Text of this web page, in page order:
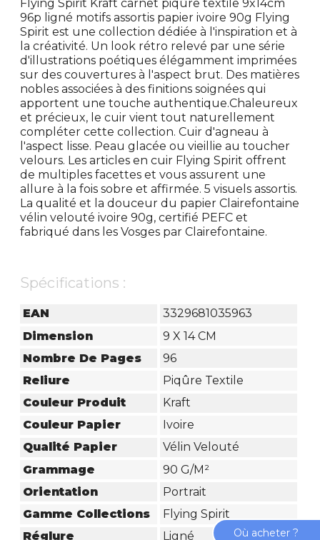
Flying Spirit Kraft carnet piqûre textile 9x14cm
96p ligné motifs assortis papier ivoire 90g Flying
Spirit est une collection dédiée à l'inspiration et à
la créativité. Un look rétro relevé par une série
d'illustrations poétiques élégamment imprimées
sur des couvertures à l'aspect brut. Des matières
nobles associées à des finitions soignées qui
apportent une touche authentique.Chaleureux
et précieux, le cuir vient tout naturellement
compléter cette collection. Cuir d'agneau à
l'aspect lisse. Peau glacée ou vieillie au toucher
velours. Les articles en cuir Flying Spirit offrent
de multiples facettes et vous assurent une
allure à la fois sobre et affirmée. 5 visuels assortis.
La qualité et la douceur du papier Clairefontaine
vélin velouté ivoire 90g, certifié PEFC et
fabriqué dans les Vosges par Clairefontaine.
Spécifications :
EAN
3329681035963
Dimension
9 X 14 CM
Nombre De Pages
96
Reliure
Piqûre Textile
Couleur Produit
Kraft
Couleur Papier
Ivoire
Qualité Papier
Vélin Velouté
Grammage
90 G/m²
Orientation
Portrait
Gamme Collections
Flying Spirit
Réglure
Ligné Où acheter ?